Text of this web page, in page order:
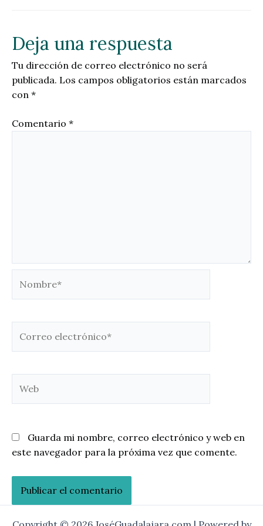
Deja una respuesta
Tu dirección de correo electrónico no será
publicada. Los campos obligatorios están marcados
con *
Comentario *
electrónico*
Guarda mi nombre, correo electrónico y web en
este navegador para la próxima vez que comente.